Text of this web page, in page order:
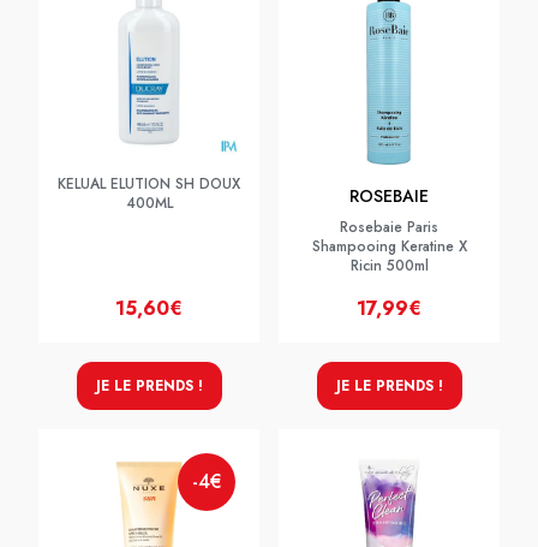
KELUAL ELUTION SH DOUX
400ML
15,60€
JE LE PRENDS !
ROSEBAIE
Rosebaie Paris
Shampooing Keratine X
Ricin 500ml
17,99€
JE LE PRENDS !
-4€